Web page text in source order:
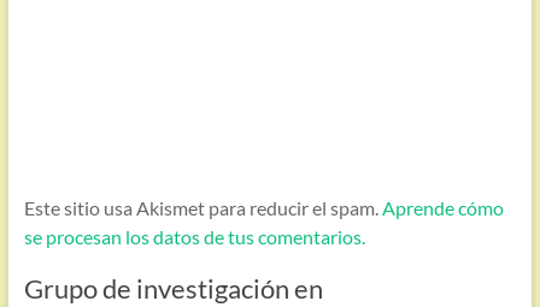
Este sitio usa Akismet para reducir el spam.Aprende cómo
se procesan los datos de tus comentarios.
Grupo de investigación en